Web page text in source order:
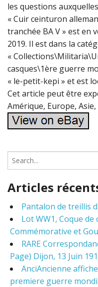
les questions
« Cuir ceinturon
tranchée BA V » est en
2019. Il est dans la
«
casques\1ère guerre
« le-petit-kepi » et est
Cet article peut être
Amérique, Europe,
r
h
o
Articles
Pantalon de treillis
Lot WW1, Coque de
Commémorative et
RARE
Page) Dijon, 13 Juin
AnciAncienne
premiere guerre